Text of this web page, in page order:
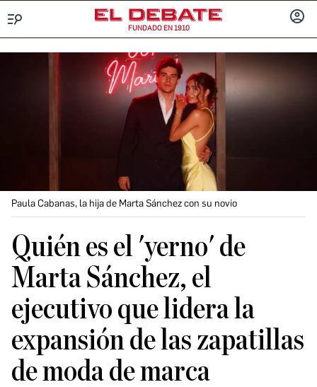
FUNDADO EN 1910
Paula Cabanas, la hija de Marta Sánchez con su novio
Quién es el 'yerno' de
Marta Sánchez, el
ejecutivo que lidera la
expansión de las zapatillas
de moda de marca